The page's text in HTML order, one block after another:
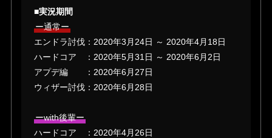
■実況期間
ー通常ー
エンドラ討伐： 2020年3月24日 ～ 2020年4月18日
ハードコア ： 2020年5月31日 ～ 2020年6月2日
アプデ編 ： 2020年6月27日
ウィザー討伐： 2020年6月28日
ーwith後輩ー
ハードコア ： 2020年4月26日